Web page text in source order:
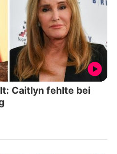
Caitlyn fehlte bei